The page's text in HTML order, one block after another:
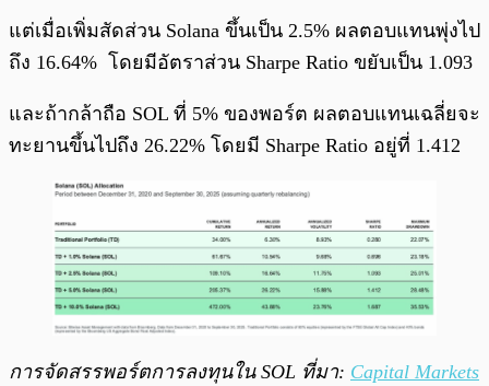
แต่เมื่อเพิ่มสัดส่วน Solana ขึ้นเป็น 2.5% ผลตอบแทนพุ่งไป
ถึง 16.64% โดยมีอัตราส่วน Sharpe Ratio ขยับเป็น 1.093
และถ้ากล้าถือ SOL ที่ 5% ของพอร์ต ผลตอบแทนเฉลี่ยจะ
ทะยานขึ้นไปถึง 26.22% โดยมี Sharpe Ratio อยู่ที่ 1.412
การจัดสรรพอร์ตการลงทุนใน SOL ที่มา: Capital Markets